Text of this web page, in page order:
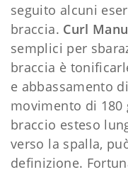
seguito alcuni
braccia. Curl
semplici per
braccia è
e abbassamento
movimento di
braccio esteso
verso la spalla,
definizione.